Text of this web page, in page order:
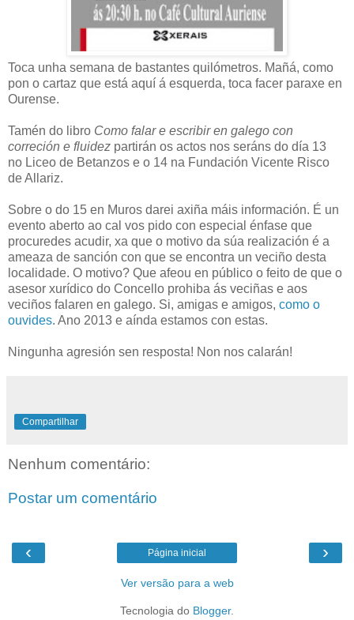
Toca unha semana de bastantes quilómetros. Mañá, como
pon o cartaz que está aquí á esquerda, toca facer paraxe en
Ourense.
Tamén do libro Como falar e escribir en galego con
correción e fluidez partirán os actos nos seráns do día 13
no Liceo de Betanzos e o 14 na Fundación Vicente Risco
de Allariz.
Sobre o do 15 en Muros darei axiña máis información. É un
evento aberto ao cal vos pido con especial énfase que
procuredes acudir, xa que o motivo da súa realización é a
ameaza de sanción con que se encontra un veciño desta
localidade. O motivo? Que afeou en público o feito de que o
asesor xurídico do Concello prohiba ás veciñas e aos
veciños falaren en galego. Si, amigas e amigos, como o
ouvides. Ano 2013 e aínda estamos con estas.
Ningunha agresión sen resposta! Non nos calarán!
Compartilhar
Nenhum comentário:
Postar um comentário
‹ ›
Página inicial
Ver versão para a web
Tecnologia do Blogger.